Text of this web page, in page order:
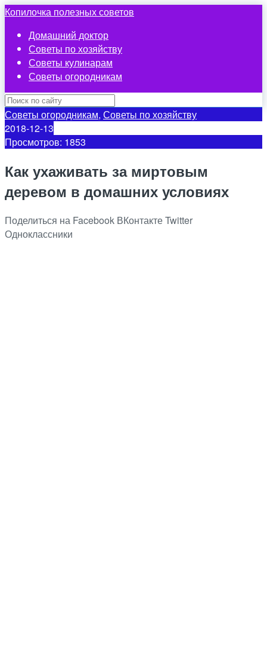
Копилочка полезных советов
Домашний доктор
Советы по хозяйству
Советы кулинарам
Советы огородникам
Советы огородникам, Советы по хозяйству
2018-12-13
Просмотров: 1853
Как ухаживать за миртовым
деревом в домашних условиях
Поделиться на Facebook ВКонтактеTwitter
Одноклассники